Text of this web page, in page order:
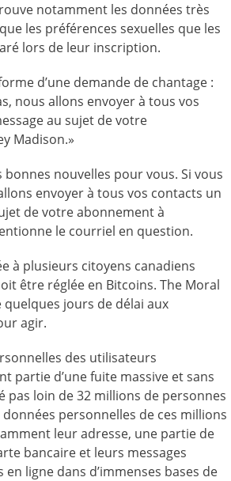
notamment les données très
les préférences sexuelles que les
lors de leur inscription.
d’une demande de chantage :
nous allons envoyer à tous vos
au sujet de votre
Madison.»
bonnes nouvelles pour vous. Si vous
envoyer à tous vos contacts un
de votre abonnement à
le courriel en question.
à plusieurs citoyens canadiens
être réglée en Bitcoins. The Moral
quelques jours de délai aux
agir.
des utilisateurs
partie d’une fuite massive et sans
pas loin de 32 millions de personnes
personnelles de ces millions
leur adresse, une partie de
bancaire et leurs messages
ligne dans d’immenses bases de